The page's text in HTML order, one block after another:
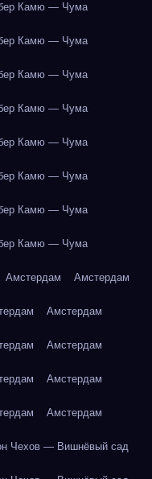
Камю — Чума
Камю — Чума
Камю — Чума
Камю — Чума
Камю — Чума
Камю — Чума
Камю — Чума
Камю — Чума
Амстердам Амстердам
Амстердам
Амстердам
Амстердам
Амстердам
Чехов — Вишнёвый сад